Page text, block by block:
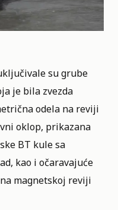
su grube
je bila zvezda
odela na reviji
oklop, prikazana
BT kule sa
kao i očaravajuće
magnetskoj reviji